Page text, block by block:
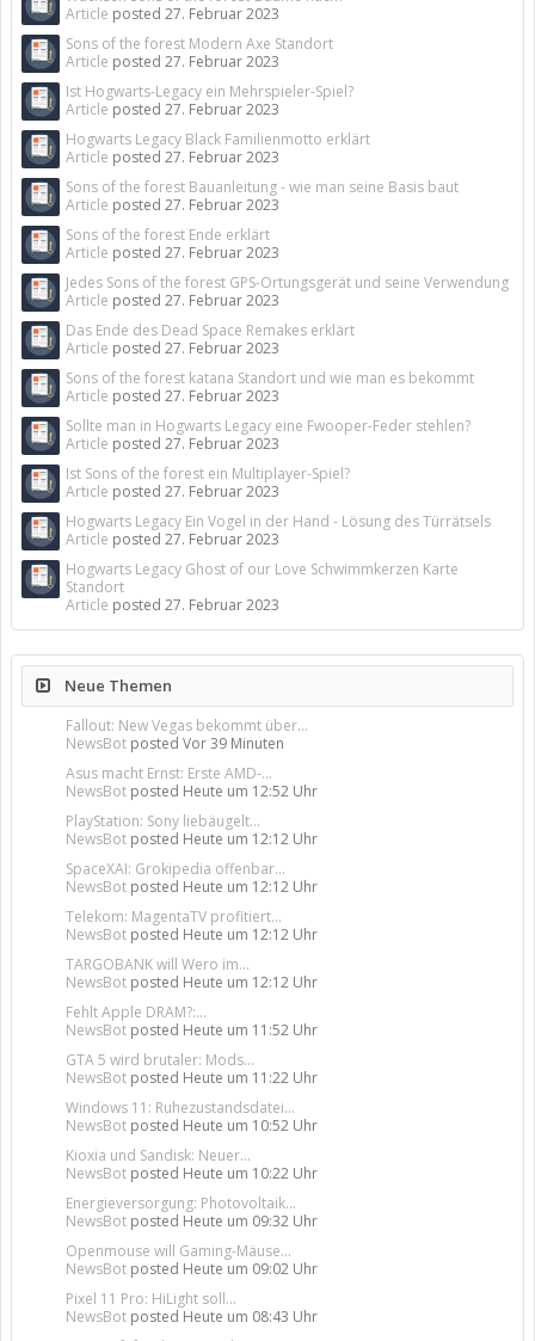
Article posted 27. Februar 2023
Sons of the forest Modern Axe Standort
Article posted 27. Februar 2023
Ist Hogwarts-Legacy ein Mehrspieler-Spiel?
Article posted 27. Februar 2023
Hogwarts Legacy Black Familienmotto erklärt
Article posted 27. Februar 2023
Sons of the forest Bauanleitung - wie man seine Basis baut
Article posted 27. Februar 2023
Sons of the forest Ende erklärt
Article posted 27. Februar 2023
Jedes Sons of the forest GPS-Ortungsgerät und seine Verwendung
Article posted 27. Februar 2023
Das Ende des Dead Space Remakes erklärt
Article posted 27. Februar 2023
Sons of the forest katana Standort und wie man es bekommt
Article posted 27. Februar 2023
Sollte man in Hogwarts Legacy eine Fwooper-Feder stehlen?
Article posted 27. Februar 2023
Ist Sons of the forest ein Multiplayer-Spiel?
Article posted 27. Februar 2023
Hogwarts Legacy Ein Vogel in der Hand - Lösung des Türrätsels
Article posted 27. Februar 2023
Hogwarts Legacy Ghost of our Love Schwimmkerzen Karte
Standort
Article posted 27. Februar 2023
Neue Themen
Fallout: New Vegas bekommt über...
NewsBot posted Vor 39 Minuten
Asus macht Ernst: Erste AMD-...
NewsBot posted Heute um 12:52 Uhr
PlayStation: Sony liebäugelt...
NewsBot posted Heute um 12:12 Uhr
SpaceXAI: Grokipedia offenbar...
NewsBot posted Heute um 12:12 Uhr
Telekom: MagentaTV profitiert...
NewsBot posted Heute um 12:12 Uhr
TARGOBANK will Wero im...
NewsBot posted Heute um 12:12 Uhr
Fehlt Apple DRAM?:...
NewsBot posted Heute um 11:52 Uhr
GTA 5 wird brutaler: Mods...
NewsBot posted Heute um 11:22 Uhr
Windows 11: Ruhezustandsdatei...
NewsBot posted Heute um 10:52 Uhr
Kioxia und Sandisk: Neuer...
NewsBot posted Heute um 10:22 Uhr
Energieversorgung: Photovoltaik...
NewsBot posted Heute um 09:32 Uhr
Openmouse will Gaming-Mäuse...
NewsBot posted Heute um 09:02 Uhr
Pixel 11 Pro: HiLight soll...
NewsBot posted Heute um 08:43 Uhr